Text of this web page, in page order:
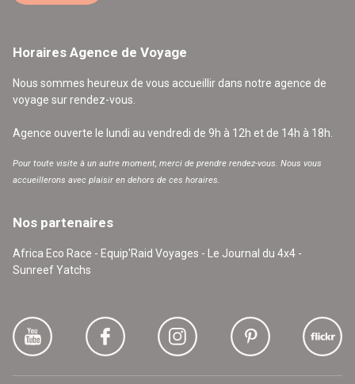
Horaires Agence de Voyage
Nous sommes heureux de vous accueillir dans notre agence de
voyage sur rendez-vous.
Agence ouverte le lundi au vendredi de 9h à 12h et de 14h à 18h.
Pour toute visite à un autre moment, merci de prendre rendez-vous. Nous vous
accueillerons avec plaisir en dehors de ces horaires.
Nos partenaires
Africa Eco Race - Equip'Raid Voyages - Le Journal du 4x4 -
Sunreef Yatchs